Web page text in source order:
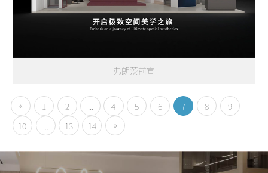
弗朗茨前宣
« 1 2 4 5 6 7 8
9
10
... 13 14 »